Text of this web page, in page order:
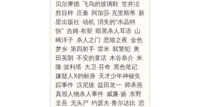
贝尔摩德 飞鸟的玻璃鞋 笠井洁
胜目梓 庄秦 阿加莎·克里斯蒂 新
星出版社 动机 消失的“水晶特
快” 吉姆·布契 暗黑杀人耳语 山
崎洋子 杀人之门 恶狼之夜 金色
梦乡 第四射手 雷米 弑警犯 奥
田英朗 不安的童话 木谷恭介 米
隆·波利塔 大卫·芬奇 黑色笔记
嫌疑人X的献身 天才少年神秘失
踪事件 汉尼拔 益田龙一 师承燕
真假人物杀人事件 威廉·扬 东野
圭吾 无头尸 约瑟夫·鲁尔达比 恐